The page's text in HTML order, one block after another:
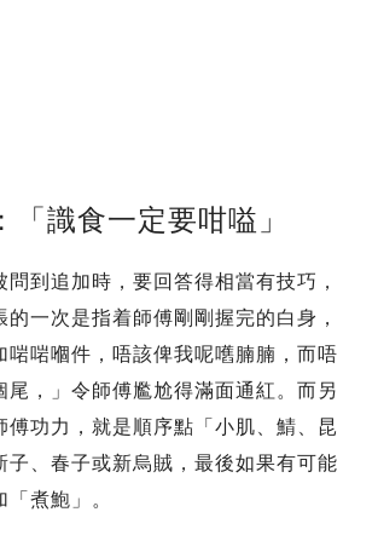
「識食一定要咁嗌」
問到追加時，要回答得相當有技巧，
的一次是指着師傅剛剛握完的白身，
啱啱嗰件，唔該俾我呢嚿腩腩，而唔
尾，」令師傅尷尬得滿面通紅。而另
傅功力，就是順序點「小肌、鯖、昆
子、春子或新烏賊，最後如果有可能
煮鮑」。